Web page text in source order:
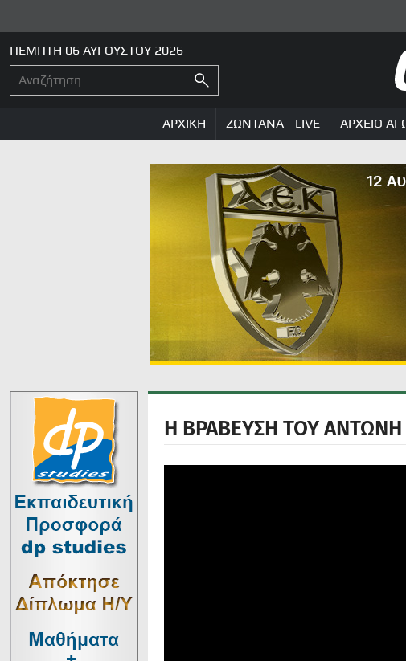
ΠΕΜΠΤΗ 06 ΑΥΓΟΥΣΤΟΥ 2026
ΑΡΧΙΚΗ ΖΩΝΤΑΝΑ - LIVE ΑΡΧΕΙΟ
Η ΒΡΑΒΕΥΣΗ ΤΟΥ